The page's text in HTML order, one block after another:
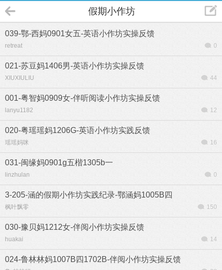
假期小作坊
039-鄂-西妈0901女五-英语小作坊实操反馈
retreat 0
021-苏豆妈1406男-英语小作坊实操反馈
XIUXIULIU 44
001-粤智妈0909女-伴听阅读小作坊实操反馈
lanyu1182 12
020-粤瑶瑶妈1206G-英语小作坊实践反馈
瑶瑶妈咪 16
031-闽缘妈0901g五楷1305b一
linzhulan 0
3-205-涵的假期小作坊实践纪录-鄂涵妈1005B四
枫叶飘零 150
030-豫贝妈1212女-伴阅小作坊实操反馈
huakai 14
024-鲁林林妈1007B四1702B-伴阅小作坊实操反馈